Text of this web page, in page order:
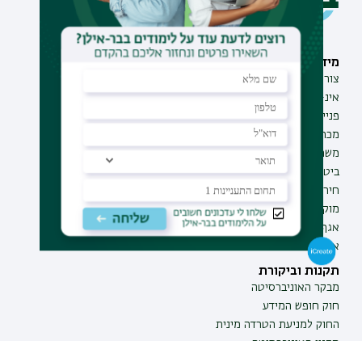
מידע וסיוע
צור קשר
אינ-בר מידע אישי לסטודנט
פנייה למנהל האתר
מכרזים
משרות בבר-אילן
ביטחון ובטיחות
חירום ועזרה ראשונה
מוקד בקרה לדיווחים
אגף התקשוב
אגף התפעול
תחומי לימוד
תואר שני
תעודת הוראה
תקנות וביקורת
מבקר האוניברסיטה
חוק חופש המידע
החוק למניעת הטרדה מינית